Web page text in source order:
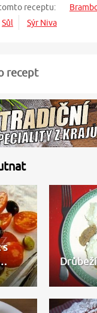
receptu:
Sůl Sýr Niva
recept
s